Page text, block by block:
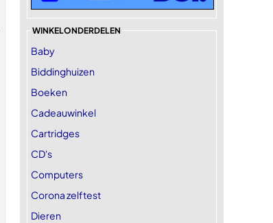
WINKELONDERDELEN
Baby
Biddinghuizen
Boeken
Cadeauwinkel
Cartridges
CD's
Computers
Corona zelftest
Dieren